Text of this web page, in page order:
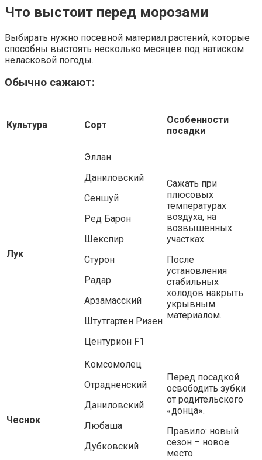
Что выстоит перед морозами
Выбирать нужно посевной материал растений, которые
способны выстоять несколько месяцев под натиском
неласковой погоды.
Обычно сажают:
Культура Сорт
Особенности
посадки
Лук
Эллан
Даниловский
Сеншуй
Ред Барон
Шекспир
Стурон
Радар
Арзамасский
Штутгартен Ризен
Центурион F1
Сажать при
плюсовых
температурах
воздуха, на
возвышенных
участках.
После
установления
стабильных
холодов накрыть
укрывным
материалом.
Чеснок
Комсомолец
Отрадненский
Даниловский
Любаша
Дубковский
Перед посадкой
освободить зубки
от родительского
«донца».
Правило: новый
сезон – новое
место.